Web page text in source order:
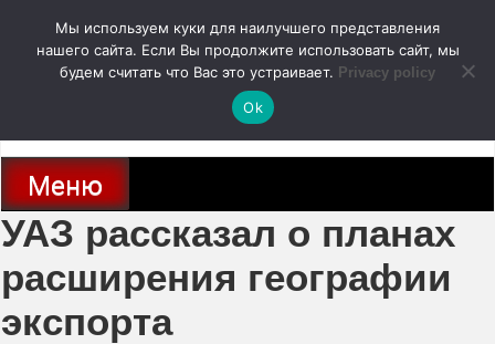
содержимому
autodoc24.ru
Новости про современные автомобили и не только, новинки зарубежного
и отечественного автопрома
Меню
УАЗ рассказал о планах
расширения географии
экспорта
Мы используем куки для наилучшего представления
нашего сайта. Если Вы продолжите использовать сайт, мы
будем считать что Вас это устраивает. Privacy policy
Ok